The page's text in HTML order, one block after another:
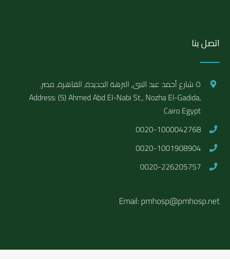
اتصل بنا
٥ شارع أحمد عبد النبى, النزهة الجديدة, القاهرة, مصر.
Address: (5) Ahmed Abd El-Nabi St., Nozha El-Gadida,
Cairo Egypt
0020-1000042768
0020-1001908904
0020-226205757
Email: pmhosp@pmhosp.net